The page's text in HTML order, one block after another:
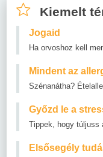
Kiemelt
Jogaid
Ha orvoshoz kell
Mindent az
Szénanátha?
Győzd le a
Tippek, hogy túljuss
Elsősegély